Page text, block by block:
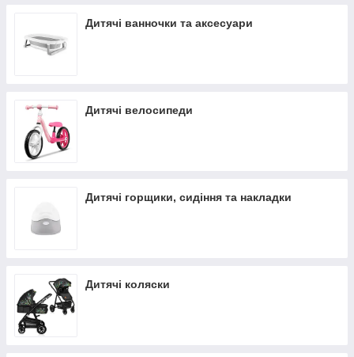
Дитячі ванночки та аксесуари
Дитячі велосипеди
Дитячі горщики, сидіння та накладки
Дитячі коляски